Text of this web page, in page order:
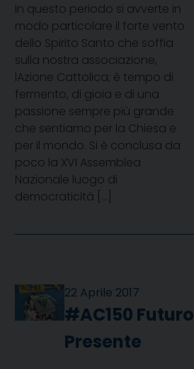
In questo periodo si avverte in
modo particolare il forte vento
dello Spirito Santo che soffia
sulla nostra associazione,
lAzione Cattolica; è tempo di
fermento, di gioia e di una
passione sempre più grande
che sentiamo per la Chiesa e
per il mondo. Si è conclusa da
poco la XVI Assemblea
Nazionale luogo di
democraticità […]
22 Aprile 2017
#AC150 Futuro
Presente